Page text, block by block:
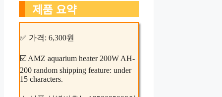
제품 요약
✅ 가격: 6,300원
☑️ AMZ aquarium heater 200W AH-
200 random shipping feature: under
15 characters.